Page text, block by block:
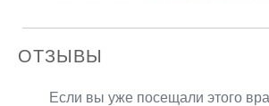
ОТЗЫВЫ
Если вы уже посещали этого